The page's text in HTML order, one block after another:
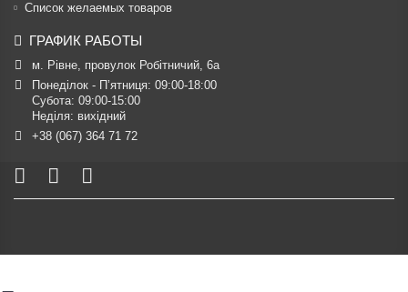
Список желаемых товаров
ГРАФИК РАБОТЫ
м. Рівне, провулок Робітничий, 6а
Понеділок - П’ятниця: 09:00-18:00
Субота: 09:00-15:00
Неділя: вихідний
+38 (067) 364 71 72